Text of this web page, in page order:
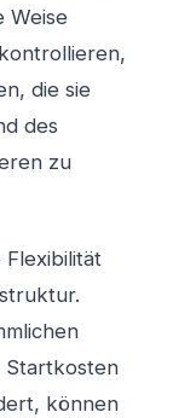
Weise
die sie
des
zu
Startkosten
können